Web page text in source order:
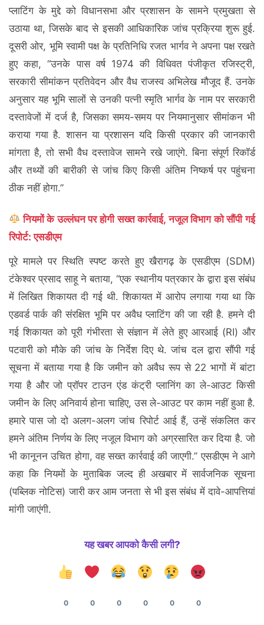
प्लाटिंग के मुद्दे को विधानसभा और प्रशासन के सामने प्रमुखता से
उठाया था, जिसके बाद से इसकी आधिकारिक जांच प्रक्रिया शुरू हुई.
दूसरी ओर, भूमि स्वामी पक्ष के प्रतिनिधि रजत भार्गव ने अपना पक्ष रखते
हुए कहा, “उनके पास वर्ष 1974 की विधिवत पंजीकृत रजिस्ट्री,
सरकारी सीमांकन प्रतिवेदन और वैध राजस्व अभिलेख मौजूद हैं. उनके
अनुसार यह भूमि सालों से उनकी पत्नी स्मृति भार्गव के नाम पर सरकारी
दस्तावेजों में दर्ज है, जिसका समय-समय पर नियमानुसार सीमांकन भी
कराया गया है. शासन या प्रशासन यदि किसी प्रकार की जानकारी
मांगता है, तो सभी वैध दस्तावेज सामने रखे जाएंगे. बिना संपूर्ण रिकॉर्ड
और तथ्यों की बारीकी से जांच किए किसी अंतिम निष्कर्ष पर पहुंचना
ठीक नहीं होगा.”
नियमों के उल्लंघन पर होगी सख्त कार्रवाई, नजूल विभाग को सौंपी गई
रिपोर्ट: एसडीएम
पूरे मामले पर स्थिति स्पष्ट करते हुए खैरागढ़ के एसडीएम (SDM)
टंकेश्वर प्रसाद साहू ने बताया, “एक स्थानीय पत्रकार के द्वारा इस संबंध
में लिखित शिकायत दी गई थी. शिकायत में आरोप लगाया गया था कि
एडवर्ड पार्क की संरक्षित भूमि पर अवैध प्लाटिंग की जा रही है. हमने दी
गई शिकायत को पूरी गंभीरता से संज्ञान में लेते हुए आरआई (RI) और
पटवारी को मौके की जांच के निर्देश दिए थे. जांच दल द्वारा सौंपी गई
सूचना में बताया गया है कि जमीन को अवैध रूप से 22 भागों में बांटा
गया है और जो प्रॉपर टाउन एंड कंट्री प्लानिंग का ले-आउट किसी
जमीन के लिए अनिवार्य होना चाहिए, उस ले-आउट पर काम नहीं हुआ है.
हमारे पास जो दो अलग-अलग जांच रिपोर्ट आई हैं, उन्हें संकलित कर
हमने अंतिम निर्णय के लिए नजूल विभाग को अग्रसारित कर दिया है. जो
भी कानूनन उचित होगा, वह सख्त कार्रवाई की जाएगी.” एसडीएम ने आगे
कहा कि नियमों के मुताबिक जल्द ही अखबार में सार्वजनिक सूचना
(पब्लिक नोटिस) जारी कर आम जनता से भी इस संबंध में दावे-आपत्तियां
मांगी जाएंगी.
यह खबर आपको कैसी लगी?
0 0 0 0 0 0